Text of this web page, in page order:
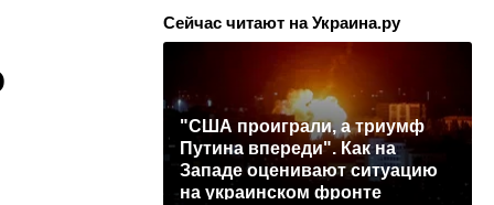
Сейчас читают на Украина.ру
"США проиграли, а триумф
Путина впереди". Как на
Западе оценивают ситуацию
на украинском фронте